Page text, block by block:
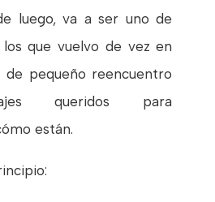
luego, va a ser uno de
que vuelvo de vez en
de pequeño reencuentro
queridos para
están.